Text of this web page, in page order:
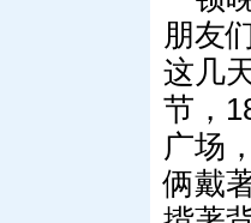
朋友
这几
节，
广场
俩戴